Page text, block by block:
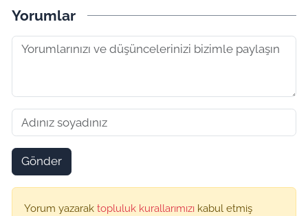
Yorumlar
Gönder
Yorum yazarak topluluk kurallarımızı kabul etmiş